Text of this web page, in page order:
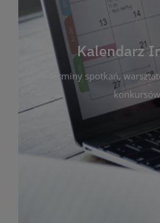
Kalendarz
terminy spotkań,
konkursów
wydarzenia kulturalne i
przez bibliotekę. Możesz tu
spotkań, warsztatów,
Dzięki przejrzystemu
zaplanujesz udział w
wydarzeniach. Aktualizujemy
bieżąco, by zawsze był
biblioteki. Zapraszamy do
w życiu
WIĘCEJ